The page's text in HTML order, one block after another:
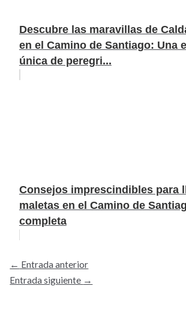
Descubre las maravillas de
en el Camino de Santiago: Una
única de peregri...
Consejos imprescindibles para
maletas en el Camino de
completa
← Entrada anterior
Entrada siguiente →